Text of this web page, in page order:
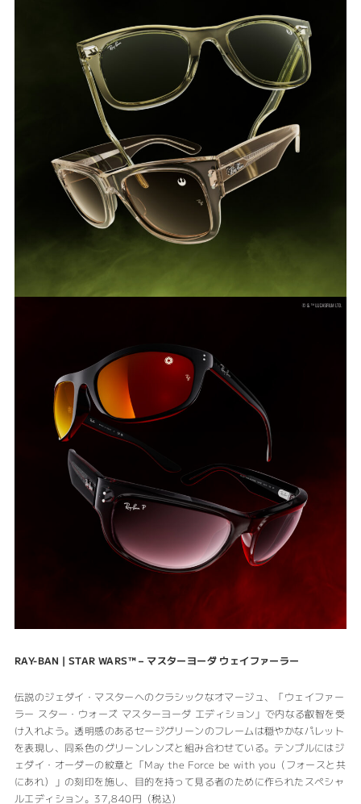
RAY-BAN | STAR WARS™ – マスターヨーダ ウェイファーラー
伝説のジェダイ・マスターへのクラシックなオマージュ、「ウェイファー
ラー スター・ウォーズ マスターヨーダ エディション」で内なる叡智を受
け入れよう。透明感のあるセージグリーンのフレームは穏やかなパレット
を表現し、同系色のグリーンレンズと組み合わせている。テンプルにはジ
ェダイ・オーダーの紋章と「May the Force be with you（フォースと共
にあれ）」の刻印を施し、目的を持って見る者のために作られたスペシャ
ルエディション。37,840円（税込）